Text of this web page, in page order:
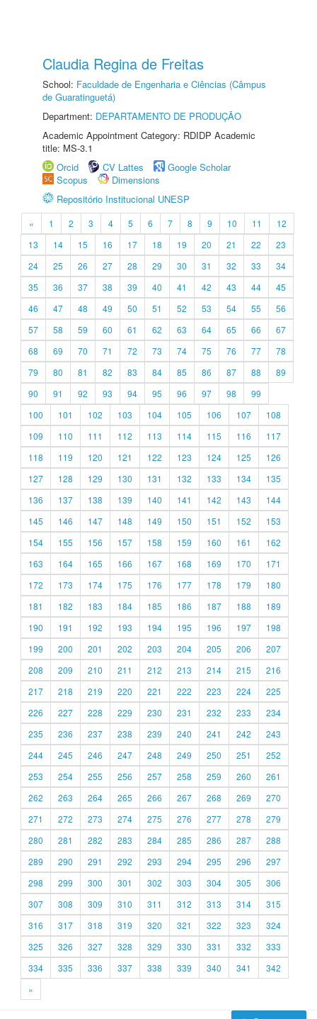
Claudia Regina de Freitas
School: Faculdade de Engenharia e Ciências (Câmpus
de Guaratinguetá)
Department: DEPARTAMENTO DE PRODUÇÃO
Academic Appointment Category: RDIDP Academic
title: MS-3.1
Orcid
CV Lattes
Google Scholar
Scopus
Dimensions
Repositório Institucional UNESP
« 1 2 3 4 5 6 7 8 9 10 11
12
13
14 15 16 17 18 19 20 21 22
23
24
25 26 27 28 29 30 31 32 33
34
35
36 37 38 39 40 41 42 43 44
45
46
47 48 49 50 51 52 53 54 55
56
57
58 59 60 61 62 63 64 65 66
67
68
69 70 71 72 73 74 75 76 77
78
79
80 81 82 83 84 85 86 87 88
89
90
91 92 93 94 95 96 97 98
99
100
101 102 103 104 105 106 107
108
109
110 111 112 113 114 115 116
117
118
119 120 121 122 123 124 125
126
127
128 129 130 131 132 133 134
135
136
137 138 139 140 141 142 143
144
145
146 147 148 149 150 151 152
153
154
155 156 157 158 159 160 161
162
163
164 165 166 167 168 169 170
171
172
173 174 175 176 177 178 179
180
181
182 183 184 185 186 187 188
189
190
191 192 193 194 195 196 197
198
199
200 201 202 203 204 205 206
207
208
209 210 211 212 213 214 215
216
217
218 219 220 221 222 223 224
225
226
227 228 229 230 231 232 233
234
235
236 237 238 239 240 241 242
243
244
245 246 247 248 249 250 251
252
253
254 255 256 257 258 259 260
261
262
263 264 265 266 267 268 269
270
271
272 273 274 275 276 277 278
279
280
281 282 283 284 285 286 287
288
289
290 291 292 293 294 295 296
297
298
299 300 301 302 303 304 305
306
307
308 309 310 311 312 313 314
315
316
317 318 319 320 321 322 323
324
325
326 327 328 329 330 331 332
333
334
335 336 337 338 339 340 341
342
»